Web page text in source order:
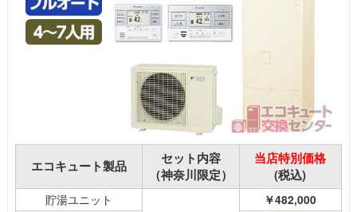
エコキュート製品
セット内容
（神奈川限定）
当店特別価格
(税込)
貯湯ユニット
￥482,000